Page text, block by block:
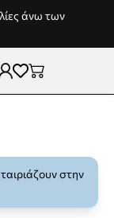
άνω των
στην